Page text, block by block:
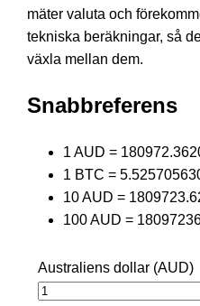
mäter valuta och
tekniska beräkningar, så
växla mellan dem.
Snabbreferens
1 AUD =
1 BTC =
10 AUD =
100 AUD =
Australiens dollar (AUD)